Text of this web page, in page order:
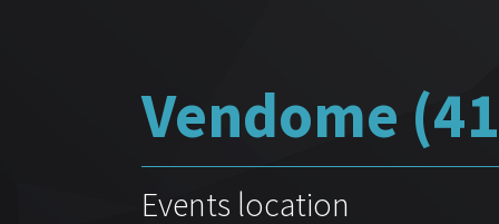
Vendome
Events location